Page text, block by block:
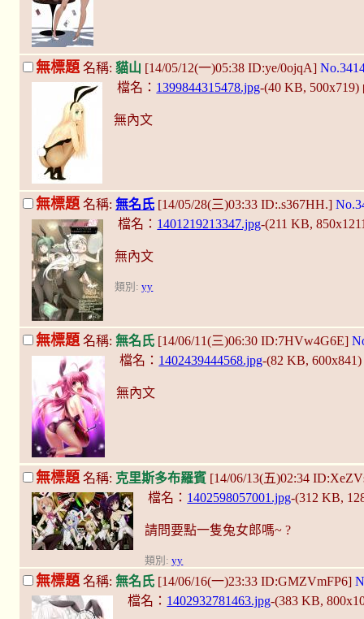
無標題 名稱: 貓山 [14/05/12(一)05:38 ID:ye/0ojqA]
檔名： 1399844315478.jpg-(40 KB, 500x719)
無內文
無標題 名稱: 無名氏 [14/05/28(三)03:33 ID:.s367HH.]
檔名： 1401219213347.jpg-(211 KB,
無內文
類別:yy
無標題名稱: 無名氏 [14/06/11(三)06:30 ID:7HVw4G6E]
檔名： 1402439444568.jpg-(82 KB,
無內文
無標題 名稱: 克里斯多布羅賓 [14/06/13(五)02:34
檔名： 1402598057001.jpg-(312 KB,
請問要點一隻兔女郎嗎~ ?
類別:yy
無標題 名稱: 無名氏 [14/06/16(一)23:33 ID:GMZVmFP6]
檔名： 1402932781463.jpg-(383 KB,